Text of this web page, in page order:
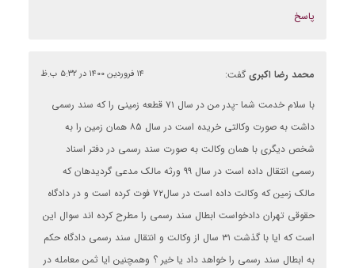
پاسخ
محمد رضا اکبری گفت: ۱۴ فروردین ۱۴۰۰ در ۵:۳۲ ب.ظ
با سلام خدمت شما -پدر من در سال ۷۱ قطعه زمینی را که سند رسمی
داشت به صورت وکالتی خریده است در سال ۸۵ همان زمین را به
شخص دیگری با همان وکالت به صورت سند رسمی در دفتر اسناد
رسمی انتقال داده است در سال ۹۹ ورثه مالک مدعی گردیدهان که
مالک زمین که وکالت داده است در سال۷۲ فوت کرده است و در دادگاه
حقوقی تهران دادخواست ابطال سند رسمی را مطرح کرده اند سوال این
است که ایا با گذشت ۳۱ سال از وکالت و انتقال سند رسمی دادگاه حکم
به ابطال سند رسمی را خواهد داد یا خیر ؟ وهمچنین ایا ثمن معامله در